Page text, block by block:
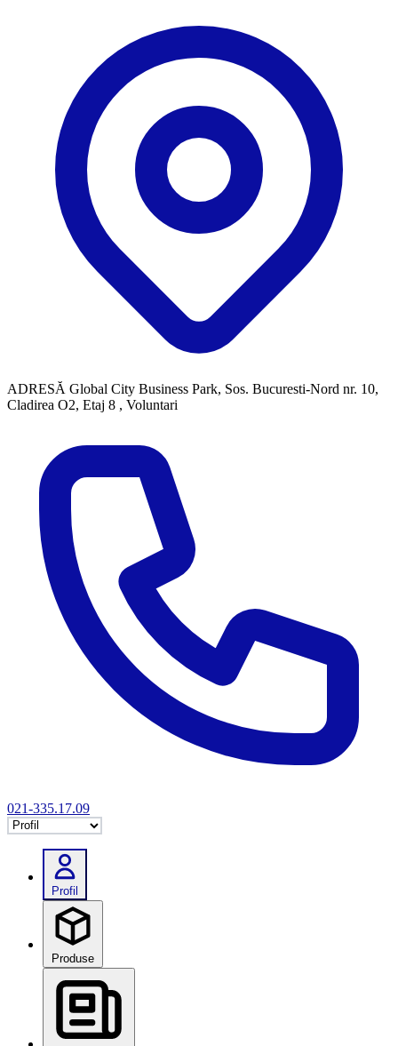
ADRESĂ Global City Business Park, Sos. Bucuresti-Nord nr. 10,
Cladirea O2, Etaj 8 , Voluntari
021-335.17.09
Selectează tab
Profil
Produse